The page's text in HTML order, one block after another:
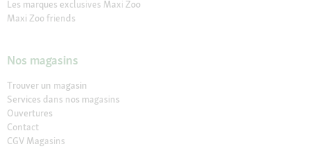
Les marques exclusives Maxi Zoo
Maxi Zoo friends
Nos magasins
Trouver un magasin
Services dans nos magasins
Ouvertures
Contact
CGV Magasins